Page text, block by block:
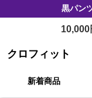
黒パン
10,000
クロフィット
新着商品